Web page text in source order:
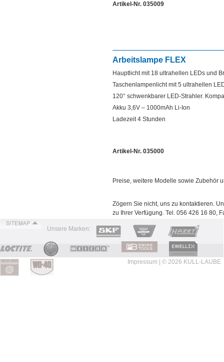
Artikel-Nr. 035009
Arbeitslampe FLEX
Hauptlicht mit 18 ultrahellen LEDs und
Taschenlampenlicht mit 5 ultrahellen
120° schwenkbarer LED-Strahler.
Akku 3,6V – 1000mAh Li-Ion
Ladezeit 4 Stunden
Artikel-Nr. 035000
Preise, weitere Modelle sowie Zubehör
Zögern Sie nicht, uns zu kontaktieren.
zu Ihrer Verfügung. Tel. 056 426 16 80,
Unsere Marken:
Impressum | © 2026 KULL-LAUBE